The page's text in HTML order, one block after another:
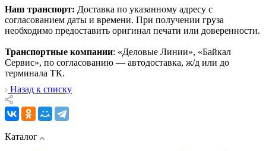
Наш транспорт: Доставка по указанному адресу с
согласованием даты и времени. При получении груза
необходимо предоставить оригинал печати или доверенности.
Транспортные компании: «Деловые Линии», «Байкал
Сервис», по согласованию — автодоставка, ж/д или до
терминала ТК.
Назад к списку
Каталог